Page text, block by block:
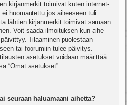
kirjanmerkit toimivat kuten internet-
huomautettu jos aiheeseen tuli
lähtien kirjanmerkit toimivat samaan
Voit saada ilmoituksen kun aihe
Tilaaminen puolestaan
tai foorumiin tulee päivitys.
asetukset voidaan määrittää
“Omat asetukset”.
seuraan haluamaani aihetta?